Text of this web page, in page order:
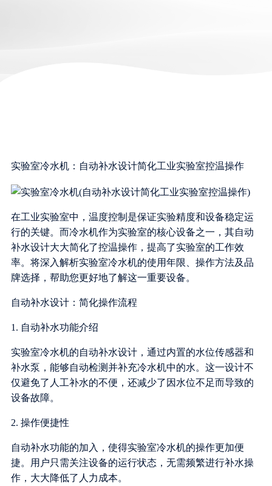
实验室冷水机：自动补水设计简化工业实验室控温操作
在工业实验室中，温度控制是保证实验精度和设备稳定运
行的关键。而冷水机作为实验室的核心设备之一，其自动
补水设计大大简化了控温操作，提高了实验室的工作效
率。将深入解析实验室冷水机的使用年限、操作方法及品
牌选择，帮助您更好地了解这一重要设备。
自动补水设计：简化操作流程
1. 自动补水功能介绍
实验室冷水机的自动补水设计，通过内置的水位传感器和
补水泵，能够自动检测并补充冷水机中的水。这一设计不
仅避免了人工补水的不便，还减少了因水位不足而导致的
设备故障。
2. 操作便捷性
自动补水功能的加入，使得实验室冷水机的操作更加便
捷。用户只需关注设备的运行状态，无需频繁进行补水操
作，大大降低了人力成本。